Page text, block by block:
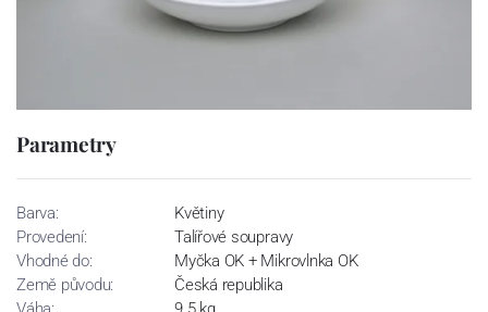
Parametry
Barva:
Květiny
Provedení:
Talířové soupravy
Vhodné do:
Myčka OK + Mikrovlnka OK
Země původu:
Česká republika